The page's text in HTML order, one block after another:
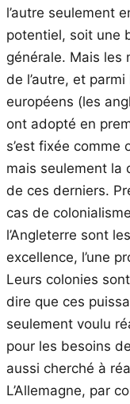
l’autre seulement
potentiel, soit une
générale. Mais les
de l’autre, et
européens (les
ont adopté en
s’est fixée comme
mais seulement la
de ces derniers.
cas de
l’Angleterre sont
excellence, l’une
Leurs colonies
dire que ces
seulement voulu
pour les besoins
aussi cherché à
L’Allemagne, par